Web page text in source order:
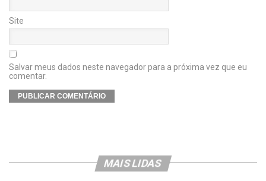
Site
Salvar meus dados neste navegador para a próxima vez que eu
comentar.
MAIS LIDAS